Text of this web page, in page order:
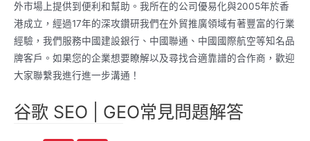
外市場上提供到便利和幫助。我所在的公司優易化與2005年於香
港成立，經過17年的深攻鑽研我們在外貿推廣領域有著豐富的行業
經驗，我們服務中國建設銀行、中國聯通、中國國際航空等知名品
牌客戶。如果您的企業想要瞭解以及尋找合適靠譜的合作商，歡迎
大家聯繫我進行進一步溝通！
谷歌 SEO | GEO常見問題解答